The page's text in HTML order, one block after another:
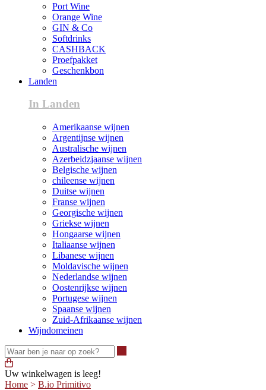
Port Wine
Orange Wine
GIN & Co
Softdrinks
CASHBACK
Proefpakket
Geschenkbon
Landen
In Landen
Amerikaanse wijnen
Argentijnse wijnen
Australische wijnen
Azerbeidzjaanse wijnen
Belgische wijnen
chileense wijnen
Duitse wijnen
Franse wijnen
Georgische wijnen
Griekse wijnen
Hongaarse wijnen
Italiaanse wijnen
Libanese wijnen
Moldavische wijnen
Nederlandse wijnen
Oostenrijkse wijnen
Portugese wijnen
Spaanse wijnen
Zuid-Afrikaanse wijnen
Wijndomeinen
Uw winkelwagen is leeg!
Home > B.io Primitivo